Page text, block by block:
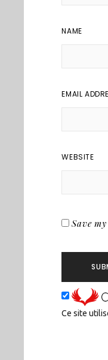
NAME
EMAIL
WEBSITE
Save
Ce site